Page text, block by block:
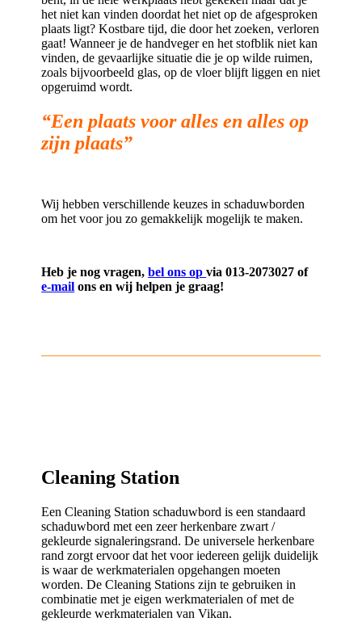
het niet kan vinden doordat het niet op de afgesproken
plaats ligt? Kostbare tijd, die door het zoeken, verloren
gaat! Wanneer je de handveger en het stofblik niet kan
vinden, de gevaarlijke situatie die je op wilde ruimen,
zoals bijvoorbeeld glas, op de vloer blijft liggen en niet
opgeruimd wordt.
“Een plaats voor alles en alles op
zijn plaats”
Wij hebben verschillende keuzes in schaduwborden
om het voor jou zo gemakkelijk mogelijk te maken.
Heb je nog vragen,bel ons opvia 013-2073027 of
e-mail ons en wij helpen je graag!
Cleaning Station
Een Cleaning Station schaduwbord is een standaard
schaduwbord met een zeer herkenbare zwart /
gekleurde signaleringsrand. De universele herkenbare
rand zorgt ervoor dat het voor iedereen gelijk duidelijk
is waar de werkmaterialen opgehangen moeten
worden. De Cleaning Stations zijn te gebruiken in
combinatie met je eigen werkmaterialen of met de
gekleurde werkmaterialen van Vikan.